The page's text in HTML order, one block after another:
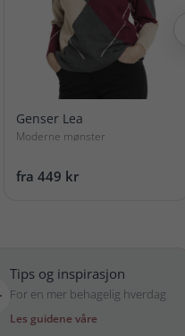
Genser Lea
Moderne mønster
fra 449 kr
Tips og inspirasjon
For en mer behagelig hverdag
Les guidene våre